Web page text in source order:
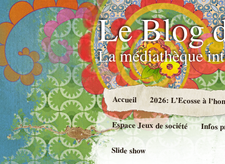
Le Blog
La médiathèque
Accueil 2026: L’Ecosse à
Espace Jeux de société Infos
Slide show